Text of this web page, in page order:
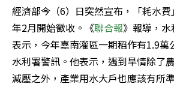
經濟部今（6）日突然宣布，「耗水費
年2月開始徵收。《聯合報》報導，
表示，今年嘉南灌區一期稻作有1.9萬
水利署警訊。他表示，遇到旱情除了
減壓之外，產業用水大戶也應該有所